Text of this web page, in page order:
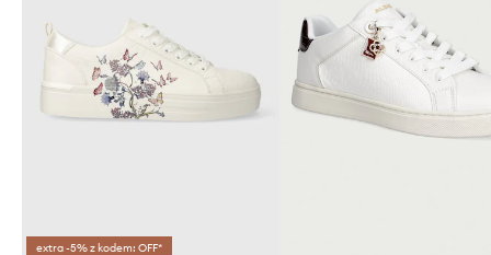
extra -5% z kodem: OFF*